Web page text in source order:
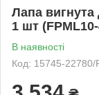
Лапа вигнута
1 шт
В наявності
Код: 15745-22780/